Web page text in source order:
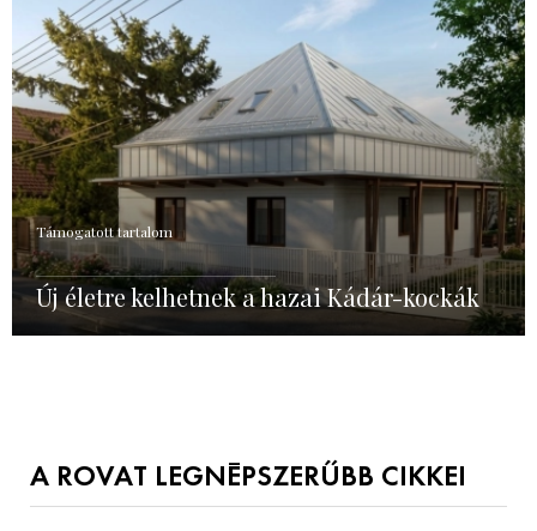
Támogatott tartalom
Új életre kelhetnek a hazai Kádár-kockák
A ROVAT LEGNÉPSZERŰBB CIKKEI